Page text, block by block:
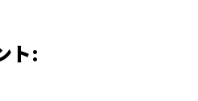
ト: